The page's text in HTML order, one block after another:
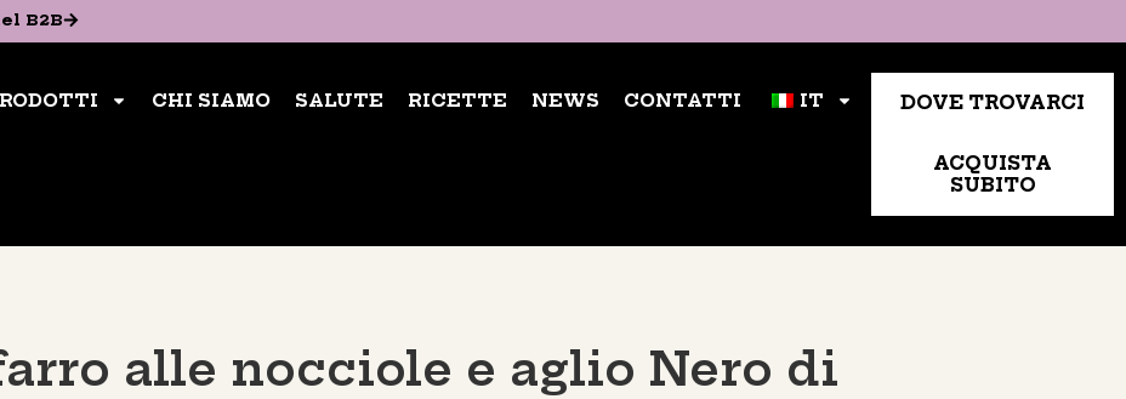
B2B​
DOVE TROVARCI
ACQUISTA
SUBITO
IT
CHI SIAMO SALUTE RICETTE NEWS CONTATTI
B2B​
CHI SIAMO SALUTE RICETTE NEWS CONTATTI DOVE TROVARCI
alle nocciole e aglio Nero di